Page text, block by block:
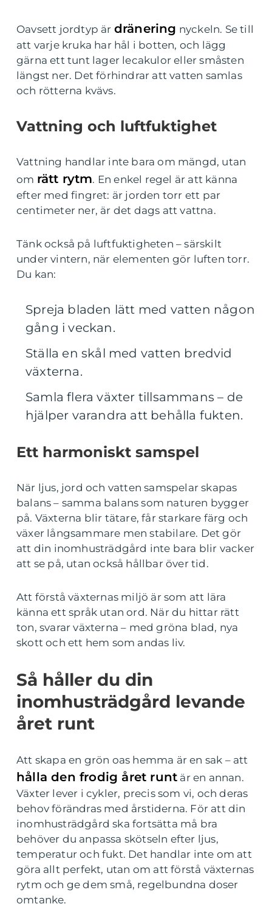
Oavsett jordtyp är dränering nyckeln. Se till
att varje kruka har hål i botten, och lägg
gärna ett tunt lager lecakulor eller småsten
längst ner. Det förhindrar att vatten samlas
och rötterna kvävs.
Vattning och luftfuktighet
Vattning handlar inte bara om mängd, utan
om rätt rytm. En enkel regel är att känna
efter med fingret: är jorden torr ett par
centimeter ner, är det dags att vattna.
Tänk också på luftfuktigheten – särskilt
under vintern, när elementen gör luften torr.
Du kan:
Spreja bladen lätt med vatten någon
gång i veckan.
Ställa en skål med vatten bredvid
växterna.
Samla flera växter tillsammans – de
hjälper varandra att behålla fukten.
Ett harmoniskt samspel
När ljus, jord och vatten samspelar skapas
balans – samma balans som naturen bygger
på. Växterna blir tätare, får starkare färg och
växer långsammare men stabilare. Det gör
att din inomhusträdgård inte bara blir vacker
att se på, utan också hållbar över tid.
Att förstå växternas miljö är som att lära
känna ett språk utan ord. När du hittar rätt
ton, svarar växterna – med gröna blad, nya
skott och ett hem som andas liv.
Så håller du din
inomhusträdgård levande
året runt
Att skapa en grön oas hemma är en sak – att
hålla den frodig året runt är en annan.
Växter lever i cykler, precis som vi, och deras
behov förändras med årstiderna. För att din
inomhusträdgård ska fortsätta må bra
behöver du anpassa skötseln efter ljus,
temperatur och fukt. Det handlar inte om att
göra allt perfekt, utan om att förstå växternas
rytm och ge dem små, regelbundna doser
omtanke.